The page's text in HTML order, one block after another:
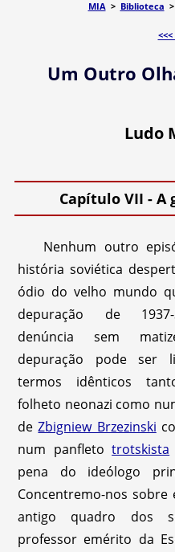
MIA> Biblioteca >
Um Outro
Ludo
Capítulo VII - A
Nenhum outro
história soviética
ódio do velho mundo
depuração de
denúncia sem
depuração pode ser
termos idênticos
folheto neonazi como
deZbigniew Brzezinski
num panfletotrotskista
pena do ideólogo
Concentremo-nos
antigo quadro dos
professor emérito da